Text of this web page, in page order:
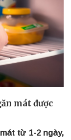
mát được
từ 1-2 ngày,